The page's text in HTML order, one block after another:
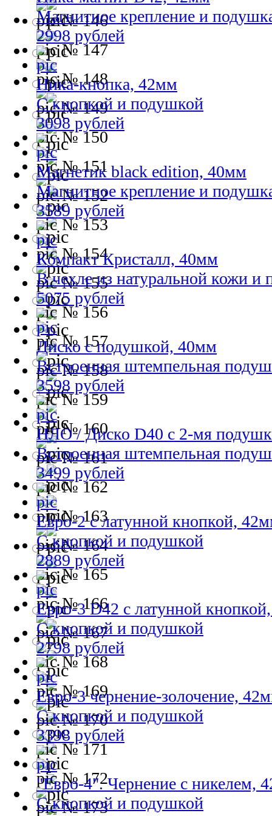
№ 146
№ 147
№ 148
№ 149
№ 150
№ 151
№ 152
№ 153
№ 154
№ 155
№ 156
№ 157
№ 158
№ 159
№ 160
№ 161
№ 162
№ 163
№ 164
№ 165
№ 166
№ 167
№ 168
№ 169
№ 170
№ 171
№ 172
№ 173
Магнитное крепление и
2998 рублей
Ника-кнопка, 42мм
С кнопкой и подушкой
3098 рублей
Магнетик black edition, 40мм
Магнитное крепление и
3589 рублей
Компакт Кристалл, 40мм
В чехле из натуральной кожи и
5075 рублей
Диско с подушкой, 40мм
Встроенная штемпельная
3598 рублей
НЛО / Диско D40 с 2-мя
Встроенная штемпельная
3499 рублей
Евро-2 с латунной кнопкой,
С кнопкой и подушкой
2889 рублей
Евро-3 D42 с латунной
С кнопкой и подушкой
2798 рублей
Евро-3 чернение-золочение,
С кнопкой и подушкой
3398 рублей
"Евро-4". Чернение с никелем,
С кнопкой и подушкой